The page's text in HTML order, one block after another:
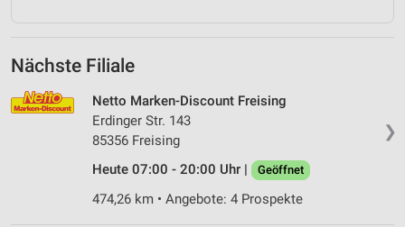
Nächste Filiale
❯
Netto Marken-Discount Freising
Erdinger Str. 143
85356 Freising
Heute 07:00 - 20:00 Uhr |
Geöffnet
474,26 km • Angebote: 4 Prospekte